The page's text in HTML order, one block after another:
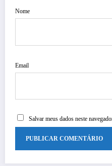
Nome
Email
Salvar meus dados neste